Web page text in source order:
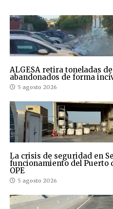
ALGESA retira toneladas
abandonados de forma
5 agosto 2026
La crisis de seguridad en
funcionamiento del Puerto
OPE
5 agosto 2026